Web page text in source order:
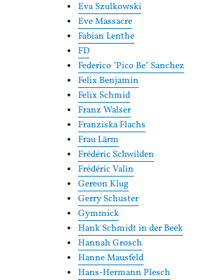
Eva Szulkowski
Eve Massacre
Fabian Lenthe
FD
Federico "Pico Be" Sanchez
Felix Benjamin
Felix Schmid
Franz Walser
Franziska Flachs
Frau Lärm
Frédéric Schwilden
Frédéric Valin
Gereon Klug
Gerry Schuster
Gymmick
Hank Schmidt in der Beek
Hannah Grosch
Hanne Mausfeld
Hans-Hermann Plesch